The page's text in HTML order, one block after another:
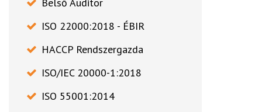
Belső Auditor
ISO 22000:2018 - ÉBIR
HACCP Rendszergazda
ISO/IEC 20000-1:2018
ISO 55001:2014